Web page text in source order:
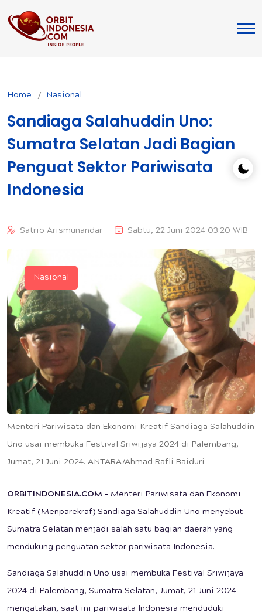
Home Nasional
Sandiaga Salahuddin Uno:
Sumatra Selatan Jadi Bagian
Penguat Sektor Pariwisata
Indonesia
Satrio Arismunandar Sabtu, 22 Juni 2024 03:20 WIB
Menteri Pariwisata dan Ekonomi Kreatif Sandiaga Salahuddin
Uno usai membuka Festival Sriwijaya 2024 di Palembang,
Jumat, 21 Juni 2024. ANTARA/Ahmad Rafli Baiduri
Nasional
ORBITINDONESIA.COM - Menteri Pariwisata dan Ekonomi
Kreatif (Menparekraf) Sandiaga Salahuddin Uno menyebut
Sumatra Selatan menjadi salah satu bagian daerah yang
mendukung penguatan sektor pariwisata Indonesia.
Sandiaga Salahuddin Uno usai membuka Festival Sriwijaya
2024 di Palembang, Sumatra Selatan, Jumat, 21 Juni 2024
mengatakan, saat ini pariwisata Indonesia menduduki